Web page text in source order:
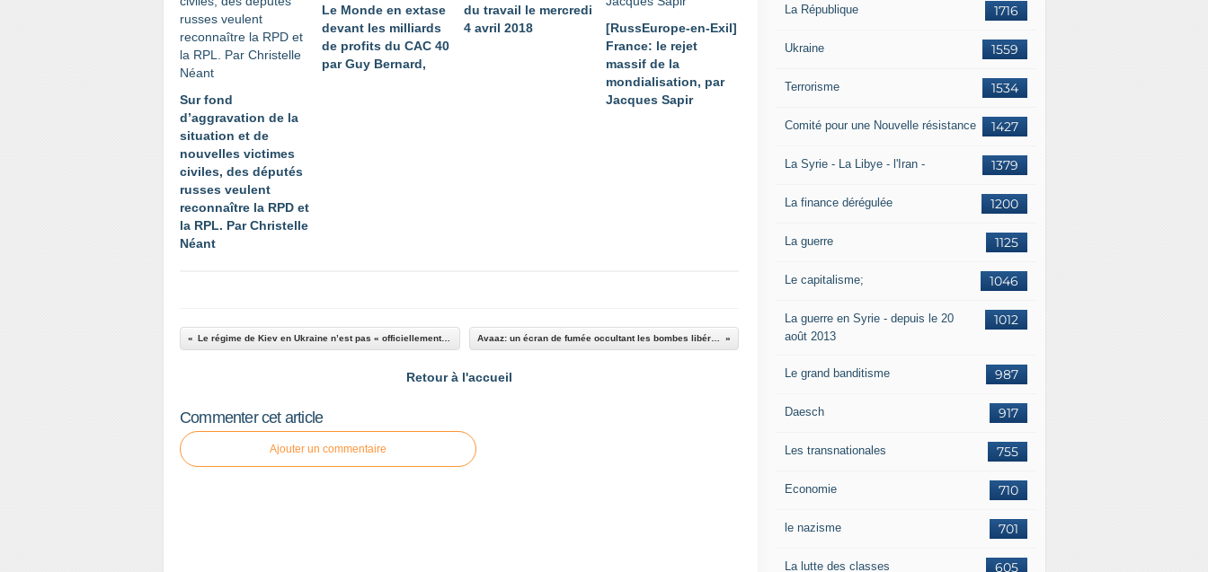
Sur fond
d’aggravation de la
situation et de
nouvelles victimes
civiles, des députés
russes veulent
reconnaître la RPD et
la RPL. Par Christelle
Néant
Le Monde en extase
devant les milliards
de profits du CAC 40
par Guy Bernard,
du travail le mercredi
4 avril 2018
[RussEurope-en-Exil]
France: le rejet
massif de la
mondialisation, par
Jacques Sapir
Le régime de Kiev en Ukraine n’est pas « officiellement » un gouvernement néonazi. Avaaz: un écran de fumée occultant les bombes libératrices à uranium appauvri.
Retour à l'accueil
Commenter cet article
Ajouter un commentaire
1716
La République
1559
Ukraine
1534
Terrorisme
1427
Comité pour une Nouvelle résistance
1379
La Syrie - La Libye - l'Iran -
1200
La finance dérégulée
1125
La guerre
1046
Le capitalisme;
1012
La guerre en Syrie - depuis le 20
août 2013
987
Le grand banditisme
917
Daesch
755
Les transnationales
710
Economie
701
le nazisme
605
La lutte des classes